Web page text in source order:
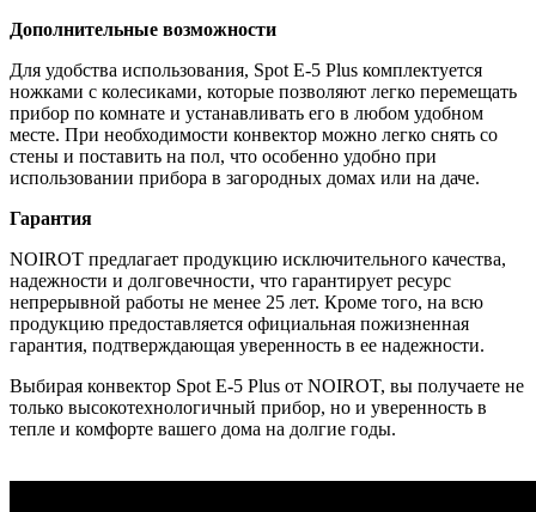
Дополнительные возможности
Для удобства использования, Spot E-5 Plus комплектуется
ножками с колесиками, которые позволяют легко перемещать
прибор по комнате и устанавливать его в любом удобном
месте. При необходимости конвектор можно легко снять со
стены и поставить на пол, что особенно удобно при
использовании прибора в загородных домах или на даче.
Гарантия
NOIROT предлагает продукцию исключительного качества,
надежности и долговечности, что гарантирует ресурс
непрерывной работы не менее 25 лет. Кроме того, на всю
продукцию предоставляется официальная пожизненная
гарантия, подтверждающая уверенность в ее надежности.
Выбирая конвектор Spot Е-5 Plus от NOIROT, вы получаете не
только высокотехнологичный прибор, но и уверенность в
тепле и комфорте вашего дома на долгие годы.